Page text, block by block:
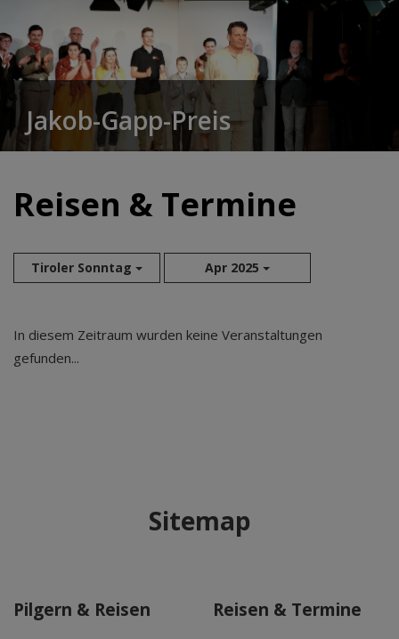
Jakob-Gapp-Preis
Reisen & Termine
Tiroler Sonntag Apr 2025
Aug 2026
Apr 2027
Mai 2027
In diesem Zeitraum wurden keine Veranstaltungen
gefunden...
Sitemap
Pilgern & Reisen Reisen & Termine